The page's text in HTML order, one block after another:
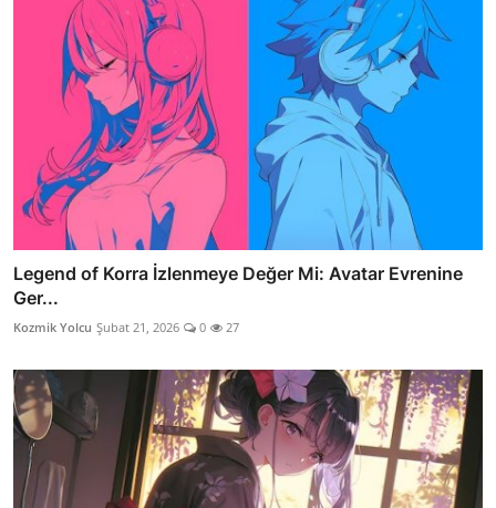
Legend of Korra İzlenmeye Değer Mi: Avatar Evrenine
Ger...
Kozmik Yolcu Şubat 21, 2026 0 27